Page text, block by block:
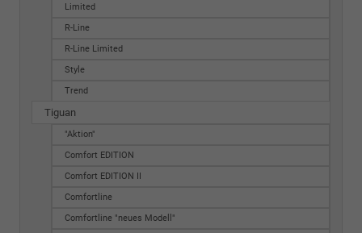
Limited
R-Line
R-Line Limited
Style
Trend
Tiguan
"Aktion"
Comfort EDITION
Comfort EDITION II
Comfortline
Comfortline "neues Modell"